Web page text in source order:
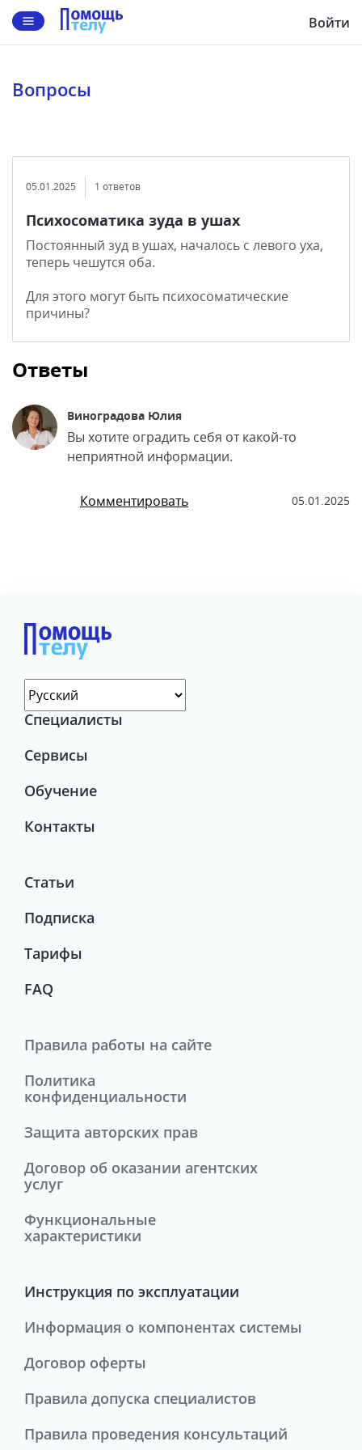
Войти
Вопросы
05.01.2025 1 ответов
Психосоматика зуда в ушах
Постоянный зуд в ушах, началось с левого уха,
теперь чешутся оба.
Для этого могут быть психосоматические
причины?
Ответы
Виноградова Юлия
Вы хотите оградить себя от какой-то
неприятной информации.
Комментировать 05.01.2025
Специалисты
Сервисы
Обучение
Контакты
Статьи
Подписка
Тарифы
FAQ
Правила работы на сайте
Политика
конфиденциальности
Защита авторских прав
Договор об оказании агентских
услуг
Функциональные
характеристики
Инструкция по эксплуатации
Информация о компонентах системы
Договор оферты
Правила допуска специалистов
Правила проведения консультаций